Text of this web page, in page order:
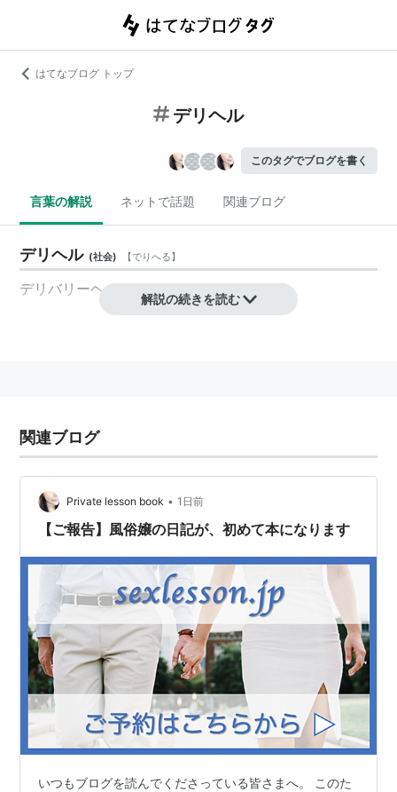
はてなブログ トップ
デリヘル
このタグでブログを書く
言葉の解説 ネットで話題 関連ブログ
デリヘル (社会) 【でりへる】
デリバリーヘルス
解説の続きを読む
関連ブログ
Private lesson book • 1日前
【ご報告】風俗嬢の日記が、初めて本になります
いつもブログを読んでくださっている皆さまへ。 このた